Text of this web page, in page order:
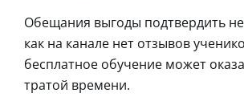
Обещания выгоды подтвердить
как на канале нет отзывов
бесплатное обучение может
тратой времени.